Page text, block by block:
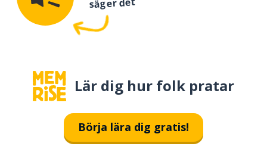
Lär dig hur folk pratar
Börja lära dig gratis!